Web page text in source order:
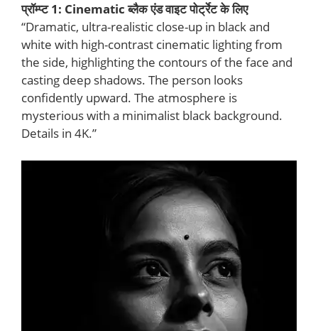
प्रॉम्प्ट 1: Cinematic ब्लैक एंड वाइट पोर्ट्रेट के लिए
“Dramatic, ultra-realistic close-up in black and
white with high-contrast cinematic lighting from
the side, highlighting the contours of the face and
casting deep shadows. The person looks
confidently upward. The atmosphere is
mysterious with a minimalist black background.
Details in 4K.”